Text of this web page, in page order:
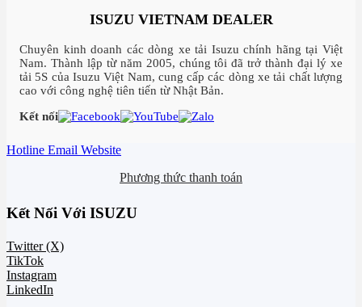
ISUZU VIETNAM DEALER
Chuyên kinh doanh các dòng xe tải Isuzu chính hãng tại Việt
Nam. Thành lập từ năm 2005, chúng tôi đã trở thành đại lý xe
tải 5S của Isuzu Việt Nam, cung cấp các dòng xe tải chất lượng
cao với công nghệ tiên tiến từ Nhật Bản.
Kết nối
Hotline Email Website
Phương thức thanh toán
Kết Nối Với ISUZU
Twitter (X)
TikTok
Instagram
LinkedIn